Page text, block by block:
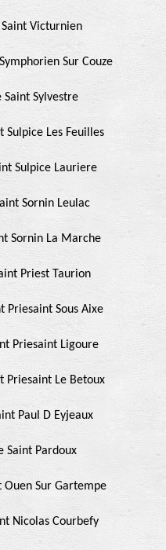
Victurnien
Sur Couze
Saint Sylvestre
Sulpice Les Feuilles
Sulpice Lauriere
Sornin Leulac
Sornin La Marche
Priest Taurion
Priesaint Sous Aixe
Priesaint Ligoure
Priesaint Le Betoux
Paul D Eyjeaux
Saint Pardoux
Ouen Sur Gartempe
Nicolas Courbefy